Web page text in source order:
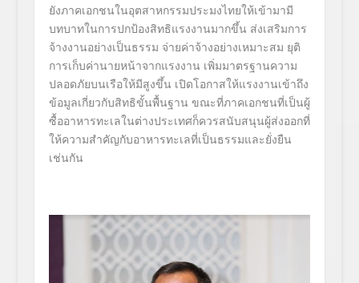
ยังภาคเอกชนในอุตสาหกรรมประมงไทยให้เข้ามามี
บทบาทในการปกป้องสิทธิแรงงานมากขึ้น ส่งเสริมการ
จ้างงานอย่างเป็นธรรม จ่ายค่าจ้างอย่างเหมาะสม ยุติ
การเก็บค่านายหน้าจากแรงงาน เพิ่มมาตรฐานความ
ปลอดภัยบนเรือให้มีสูงขึ้น เปิดโอกาสให้แรงงานเข้าถึง
ข้อมูลเกี่ยวกับสิทธิขั้นพื้นฐาน ขณะที่ภาคเอกชนที่เป็นผู้
ซื้ออาหารทะเลในต่างประเทศก็ควรสนับสนุนผู้ส่งออกที่
ให้ความสำคัญกับอาหารทะเลที่เป็นธรรมและยั่งยืน
เช่นกัน